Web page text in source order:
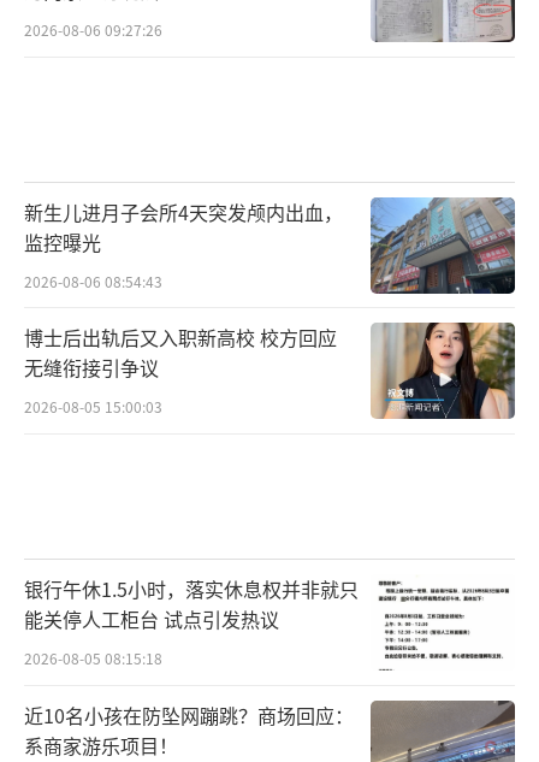
2026-08-06 09:27:26
新生儿进月子会所4天突发颅内出血，
监控曝光
2026-08-06 08:54:43
博士后出轨后又入职新高校 校方回应
无缝衔接引争议
2026-08-05 15:00:03
银行午休1.5小时，落实休息权并非就只
能关停人工柜台 试点引发热议
2026-08-05 08:15:18
近10名小孩在防坠网蹦跳？商场回应：
系商家游乐项目！